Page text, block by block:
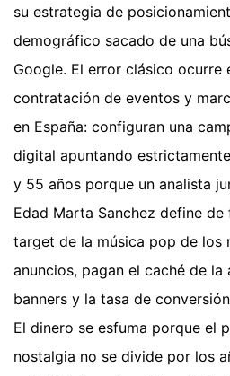
su estrategia de
demográfico sacado de una
Google. El error clásico ocurre
contratación de eventos y
en España: configuran una
digital apuntando
y 55 años porque un analista
Edad Marta Sanchez define
target de la música pop de los
anuncios, pagan el caché de
banners y la tasa de
El dinero se esfuma porque el
nostalgia no se divide por los